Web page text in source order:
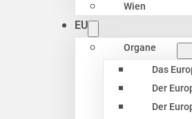
Wien
EU
Organe
Das
Der
Der